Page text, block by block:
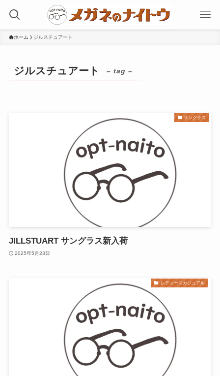
ホーム ジルスチュアート
ジルスチュアート – tag –
サングラス
JILLSTUART サングラス新入荷
2025年5月23日
レディースカジュアル